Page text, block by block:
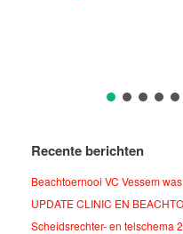
Recente berichten
Beachtoernooi VC Vessem
UPDATE CLINIC EN
Scheidsrechter- en telschema